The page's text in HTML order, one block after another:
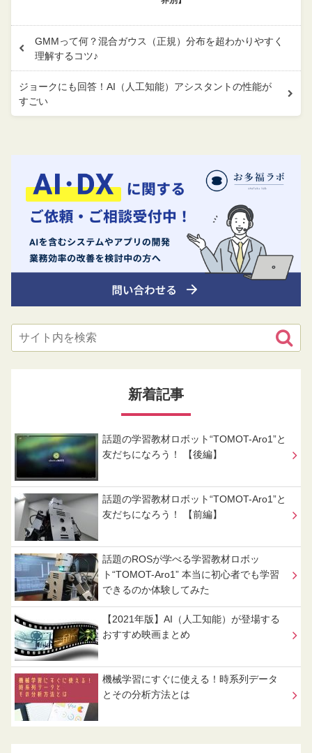
GMMって何？混合ガウス（正規）分布を超わかりやすく
理解するコツ♪
ジョークにも回答！AI（人工知能）アシスタントの性能が
すごい
新着記事
話題の学習教材ロボット“TOMOT-Aro1”と
友だちになろう！ 【後編】
話題の学習教材ロボット“TOMOT-Aro1”と
友だちになろう！ 【前編】
話題のROSが学べる学習教材ロボッ
ト“TOMOT-Aro1” 本当に初心者でも学習
できるのか体験してみた
【2021年版】AI（人工知能）が登場する
おすすめ映画まとめ
機械学習にすぐに使える！時系列データ
とその分析方法とは